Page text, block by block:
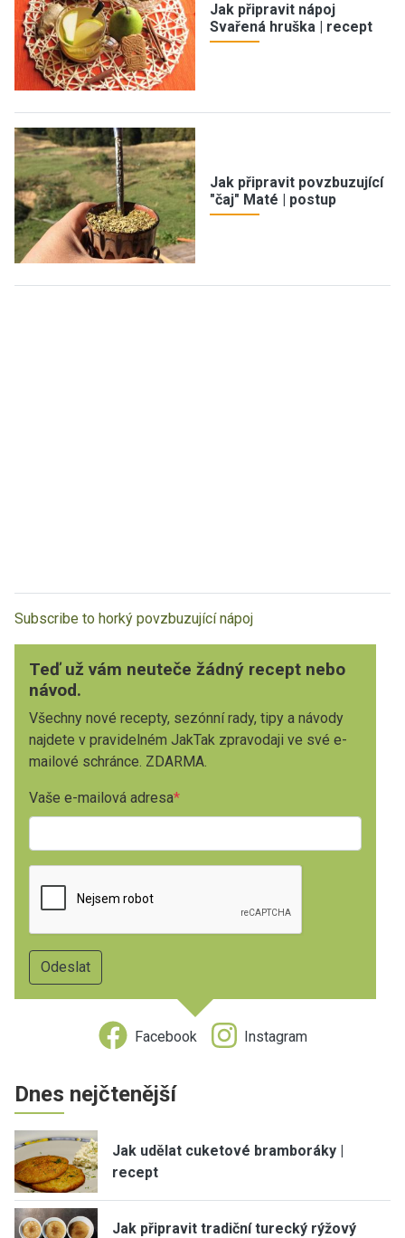
Jak připravit nápoj
Svařená hruška | recept
Jak připravit povzbuzující
"čaj" Maté | postup
Subscribe to horký povzbuzující nápoj
Teď už vám neuteče žádný recept nebo
návod.
Všechny nové recepty, sezónní rady, tipy a návody
najdete v pravidelném JakTak zpravodaji ve své e-
mailové schránce. ZDARMA.
Vaše e-mailová adresa
Facebook Instagram
Dnes nejčtenější
Jak udělat cuketové bramboráky |
recept
Jak připravit tradiční turecký rýžový